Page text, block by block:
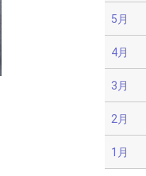
5月
4月
3月
2月
1月